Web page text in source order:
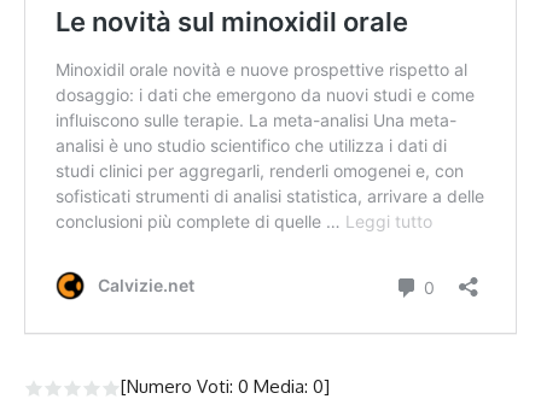
[Numero Voti: 0 Media: 0]